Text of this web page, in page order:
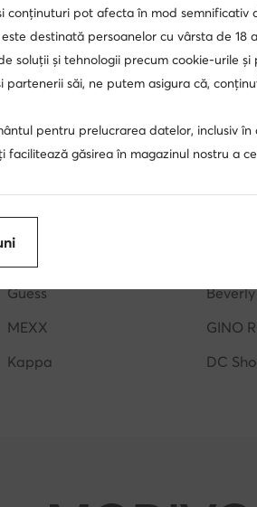
Șosete damă Sprandi
Polo Club
dama sosete lungi dama
Guess
MEXX
GINO
Kappa DC
conținuturi pot afecta în mod
destinată persoanelor cu vârsta de 18
soluții și tehnologii precum cookie-urile
partenerii săi, ne putem asigura că,
pentru prelucrarea datelor, inclusiv
facilitează găsirea în magazinul nostru a